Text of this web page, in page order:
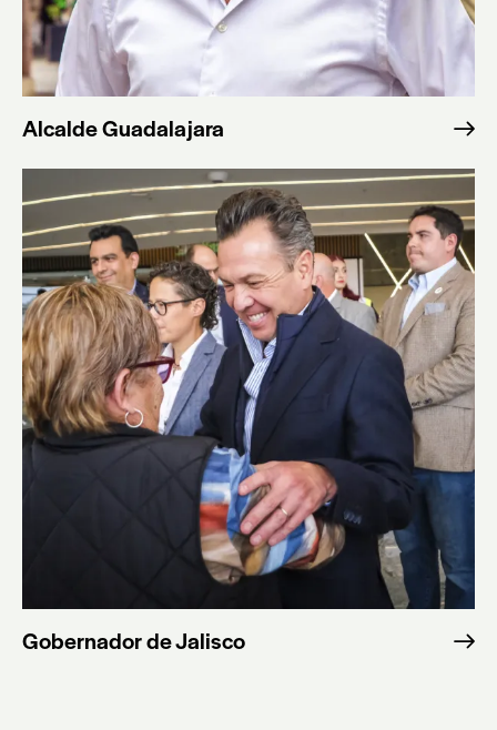
Alcalde Guadalajara
Gobernador de Jalisco